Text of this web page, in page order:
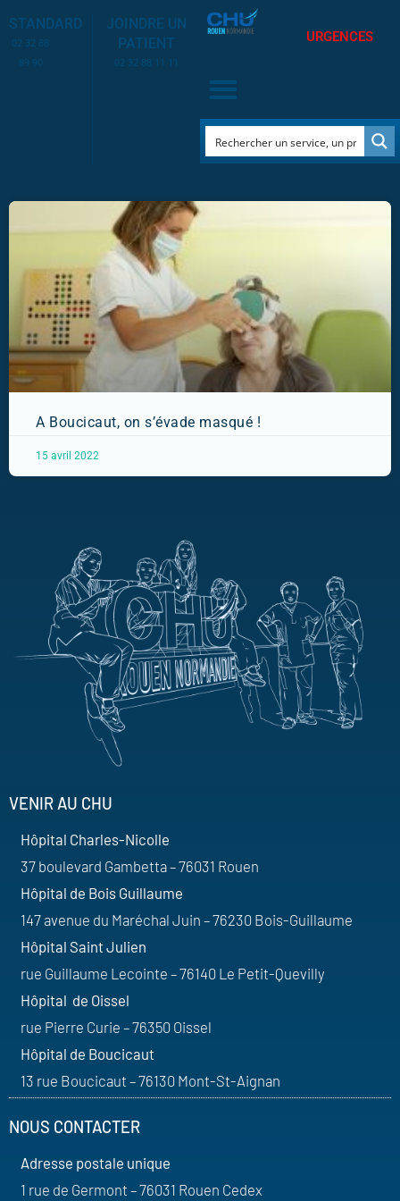
STANDARD
02 32 88
89 90
JOINDRE UN
PATIENT
02 32 88 11 11
URGENCES
A Boucicaut, on s’évade masqué !
15 avril 2022
VENIR AU CHU
Hôpital Charles-Nicolle
37 boulevard Gambetta – 76031 Rouen
Hôpital de Bois Guillaume
147 avenue du Maréchal Juin – 76230 Bois-Guillaume
Hôpital Saint Julien
rue Guillaume Lecointe – 76140 Le Petit-Quevilly
Hôpital de Oissel
rue Pierre Curie – 76350 Oissel
Hôpital de Boucicaut
13 rue Boucicaut – 76130 Mont-St-Aignan
NOUS CONTACTER
Adresse postale unique
1 rue de Germont – 76031 Rouen Cedex